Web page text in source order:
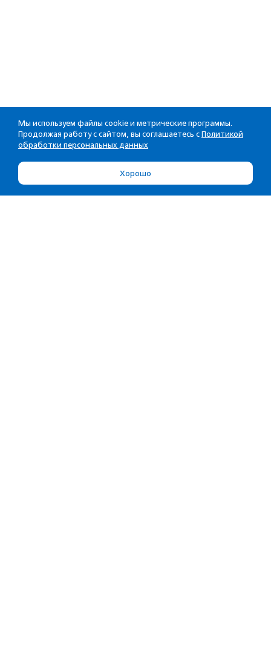
Мы используем файлы cookie и метрические программы.
Продолжая работу с сайтом, вы соглашаетесь с Политикой
обработки персональных данных
Хорошо